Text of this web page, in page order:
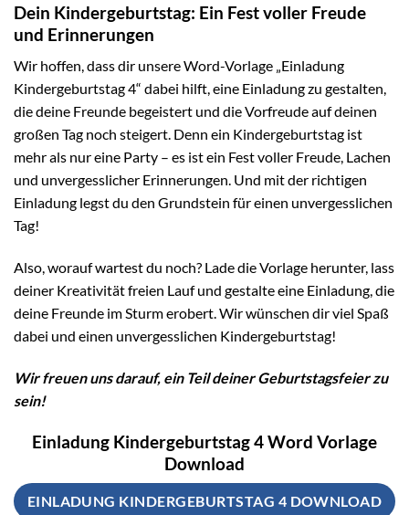
Dein Kindergeburtstag: Ein Fest voller Freude
und Erinnerungen
Wir hoffen, dass dir unsere Word-Vorlage „Einladung
Kindergeburtstag 4“ dabei hilft, eine Einladung zu gestalten,
die deine Freunde begeistert und die Vorfreude auf deinen
großen Tag noch steigert. Denn ein Kindergeburtstag ist
mehr als nur eine Party – es ist ein Fest voller Freude, Lachen
und unvergesslicher Erinnerungen. Und mit der richtigen
Einladung legst du den Grundstein für einen unvergesslichen
Tag!
Also, worauf wartest du noch? Lade die Vorlage herunter, lass
deiner Kreativität freien Lauf und gestalte eine Einladung, die
deine Freunde im Sturm erobert. Wir wünschen dir viel Spaß
dabei und einen unvergesslichen Kindergeburtstag!
Wir freuen uns darauf, ein Teil deiner Geburtstagsfeier zu
sein!
Einladung Kindergeburtstag 4 Word Vorlage
Download
EINLADUNG KINDERGEBURTSTAG 4 DOWNLOAD